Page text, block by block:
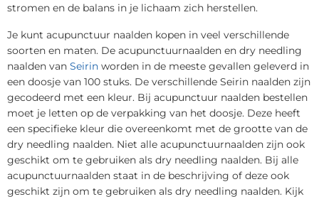
stromen en de balans in je lichaam zich herstellen.
Je kunt acupunctuur naalden kopen in veel verschillende
soorten en maten. De acupunctuurnaalden en dry needling
naalden van Seirin worden in de meeste gevallen geleverd in
een doosje van 100 stuks. De verschillende Seirin naalden zijn
gecodeerd met een kleur. Bij acupunctuur naalden bestellen
moet je letten op de verpakking van het doosje. Deze heeft
een specifieke kleur die overeenkomt met de grootte van de
dry needling naalden. Niet alle acupunctuurnaalden zijn ook
geschikt om te gebruiken als dry needling naalden. Bij alle
acupunctuurnaalden staat in de beschrijving of deze ook
geschikt zijn om te gebruiken als dry needling naalden. Kijk